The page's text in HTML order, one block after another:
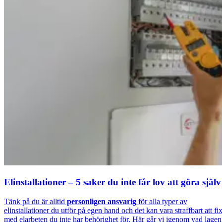
Elinstallationer – 5 saker du inte får lov att göra själv
Tänk på du är alltid personligen ansvarig för alla typer av
elinstallationer du utför på egen hand och det kan vara straffbart att
med elarbeten du inte har behörighet för. Här går vi igenom vad lagen